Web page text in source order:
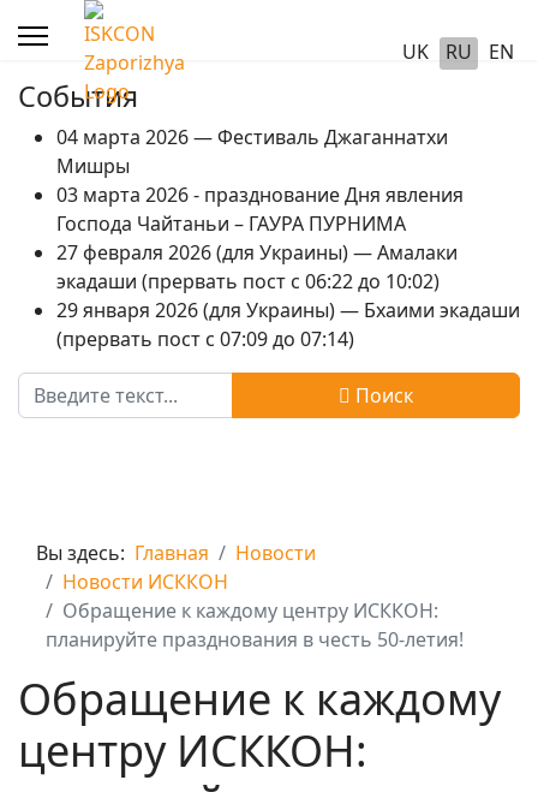
UK RU EN
События
04 марта 2026 — Фестиваль Джаганнатхи
Мишры
03 марта 2026 - празднование Дня явления
Господа Чайтаньи – ГАУРА ПУРНИМА
27 февраля 2026 (для Украины) — Амалаки
экадаши (прервать пост с 06:22 до 10:02)
29 января 2026 (для Украины) — Бхаими экадаши
(прервать пост с 07:09 до 07:14)
Поиск
Поиск
Вы здесь: Главная
Новости
Новости ИСККОН
Обращение к каждому центру ИСККОН:
планируйте празднования в честь 50-летия!
Обращение к каждому
центру ИСККОН: